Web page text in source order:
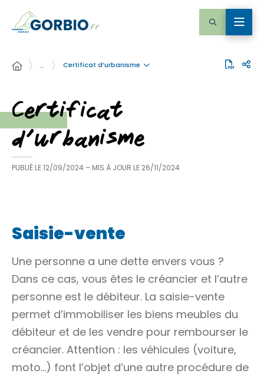
… Certificat d’urbanisme
Certificat
d’urbanisme
PUBLIÉ LE12/09/2024 – MIS À JOUR LE 26/11/2024
Saisie-vente
Une personne a une dette envers vous ?
Dans ce cas, vous êtes le créancier et l’autre
personne est le débiteur. La saisie-vente
permet d’immobiliser les biens meubles du
débiteur et de les vendre pour rembourser le
créancier. Attention : les véhicules (voiture,
moto…) font l’objet d’une autre procédure de